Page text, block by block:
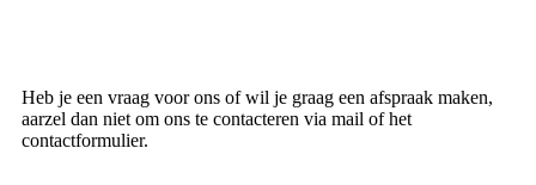
Heb je een vraag voor ons of wil je graag een afspraak maken,
aarzel dan niet om ons te contacteren via mail of het
contactformulier.